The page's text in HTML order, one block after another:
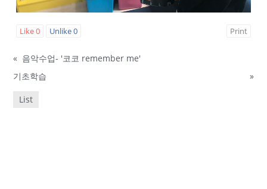
Like0 Unlike0 Print
« 음악수업- '코코 remember me'
기초학습
»
List